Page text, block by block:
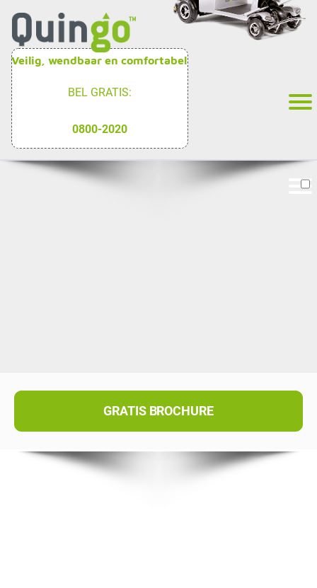
Veilig, wendbaar en comfortabel
BEL GRATIS:
0800-2020
GRATIS BROCHURE